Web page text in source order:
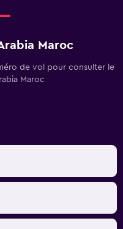
Maroc
de vol pour consulter le
Maroc